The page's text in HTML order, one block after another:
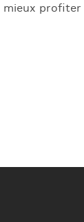
mieux profiter